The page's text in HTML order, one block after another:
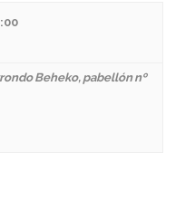
Beheko, pabellón nº